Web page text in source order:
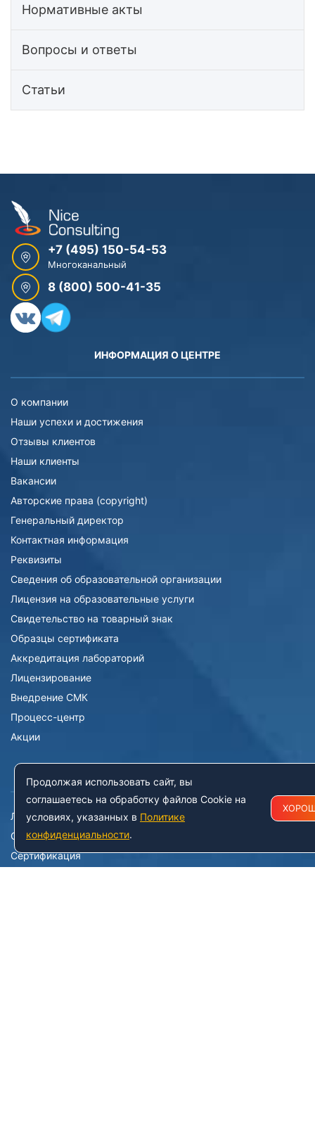
Нормативные акты
Вопросы и ответы
Статьи
+7 (495) 150-54-53
Многоканальный
8 (800) 500-41-35
ИНФОРМАЦИЯ О ЦЕНТРЕ
О компании
Наши успехи и достижения
Отзывы клиентов
Наши клиенты
Вакансии
Авторские права (copyright)
Генеральный директор
Контактная информация
Реквизиты
Сведения об образовательной организации
Лицензия на образовательные услуги
Свидетельство на товарный знак
Образцы сертификата
Аккредитация лабораторий
Лицензирование
Внедрение СМК
Процесс-центр
Акции
Лабораториям
Образовательные услуги
Сертификация
Продолжая использовать сайт, вы
соглашаетесь на обработку файлов Cookie на
условиях, указанных в Политике
конфиденциальности.